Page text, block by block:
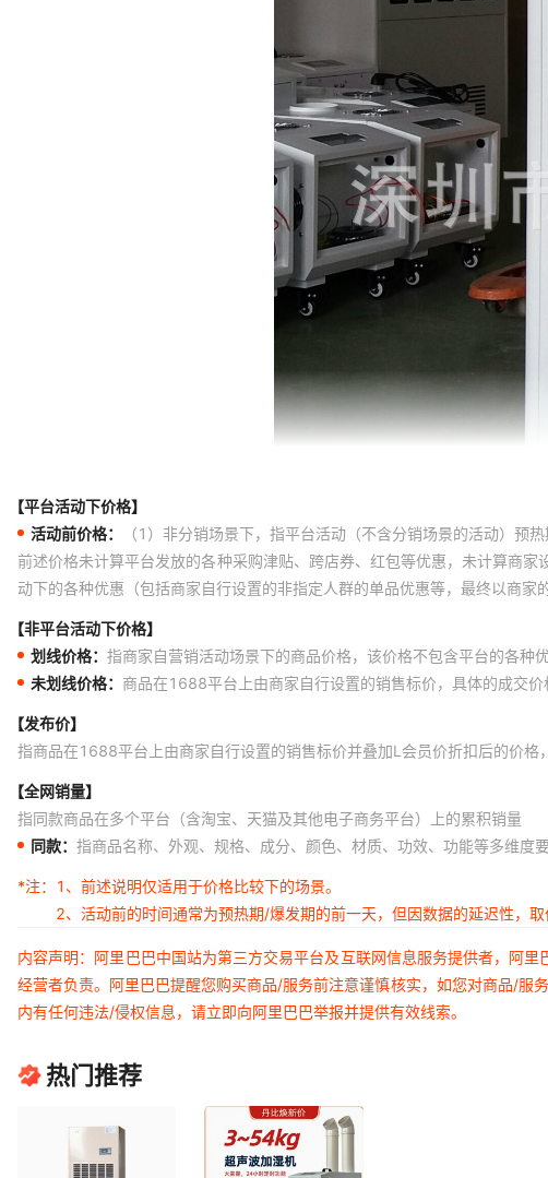
【平台活动下价格】
活动前价格：
（1）非分销场景下，指平台活动（不含分销场景的活动）
前述价格未计算平台发放的各种采购津贴、跨店券、红包等优惠，未计算商
动下的各种优惠（包括商家自行设置的非指定人群的单品优惠等，最终以商
【非平台活动下价格】
划线价格： 指商家自营销活动场景下的商品价格，该价格不包含平台的各种
未划线价格： 商品在1688平台上由商家自行设置的销售标价，具体的成交
【发布价】
指商品在1688平台上由商家自行设置的销售标价并叠加L会员价折扣后的价格
【全网销量】
指同款商品在多个平台（含淘宝、天猫及其他电子商务平台）上的累积销量
同款： 指商品名称、外观、规格、成分、颜色、材质、功效、功能等多维度
*注：
1、前述说明仅适用于价格比较下的场景。
2、活动前的时间通常为预热期/爆发期的前一天，但因数据的延迟性，
内容声明：阿里巴巴中国站为第三方交易平台及互联网信息服务提供者，阿
经营者负责。阿里巴巴提醒您购买商品/服务前注意谨慎核实，如您对商品/服
内有任何违法/侵权信息，请立即向阿里巴巴举报并提供有效线索。
热门推荐